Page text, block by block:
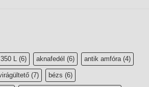
350 L (6) aknafedél (6) antik amfóra(4)
(7) bézs (6)